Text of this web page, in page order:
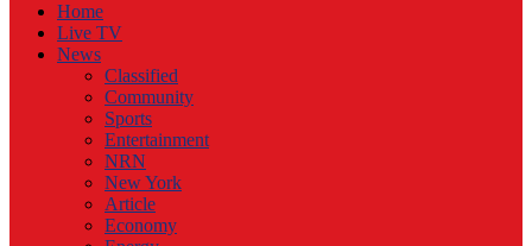
Home
Live TV
News
Classified
Community
Sports
Entertainment
NRN
New York
Article
Economy